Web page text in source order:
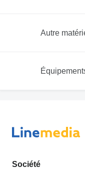
Autre
Société